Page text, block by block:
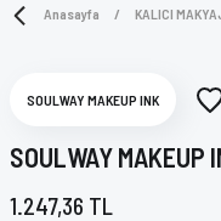
Anasayfa KALICI
SOULWAY MAKEUP INK
SOULWAY MAKEUP
1.247,36 TL